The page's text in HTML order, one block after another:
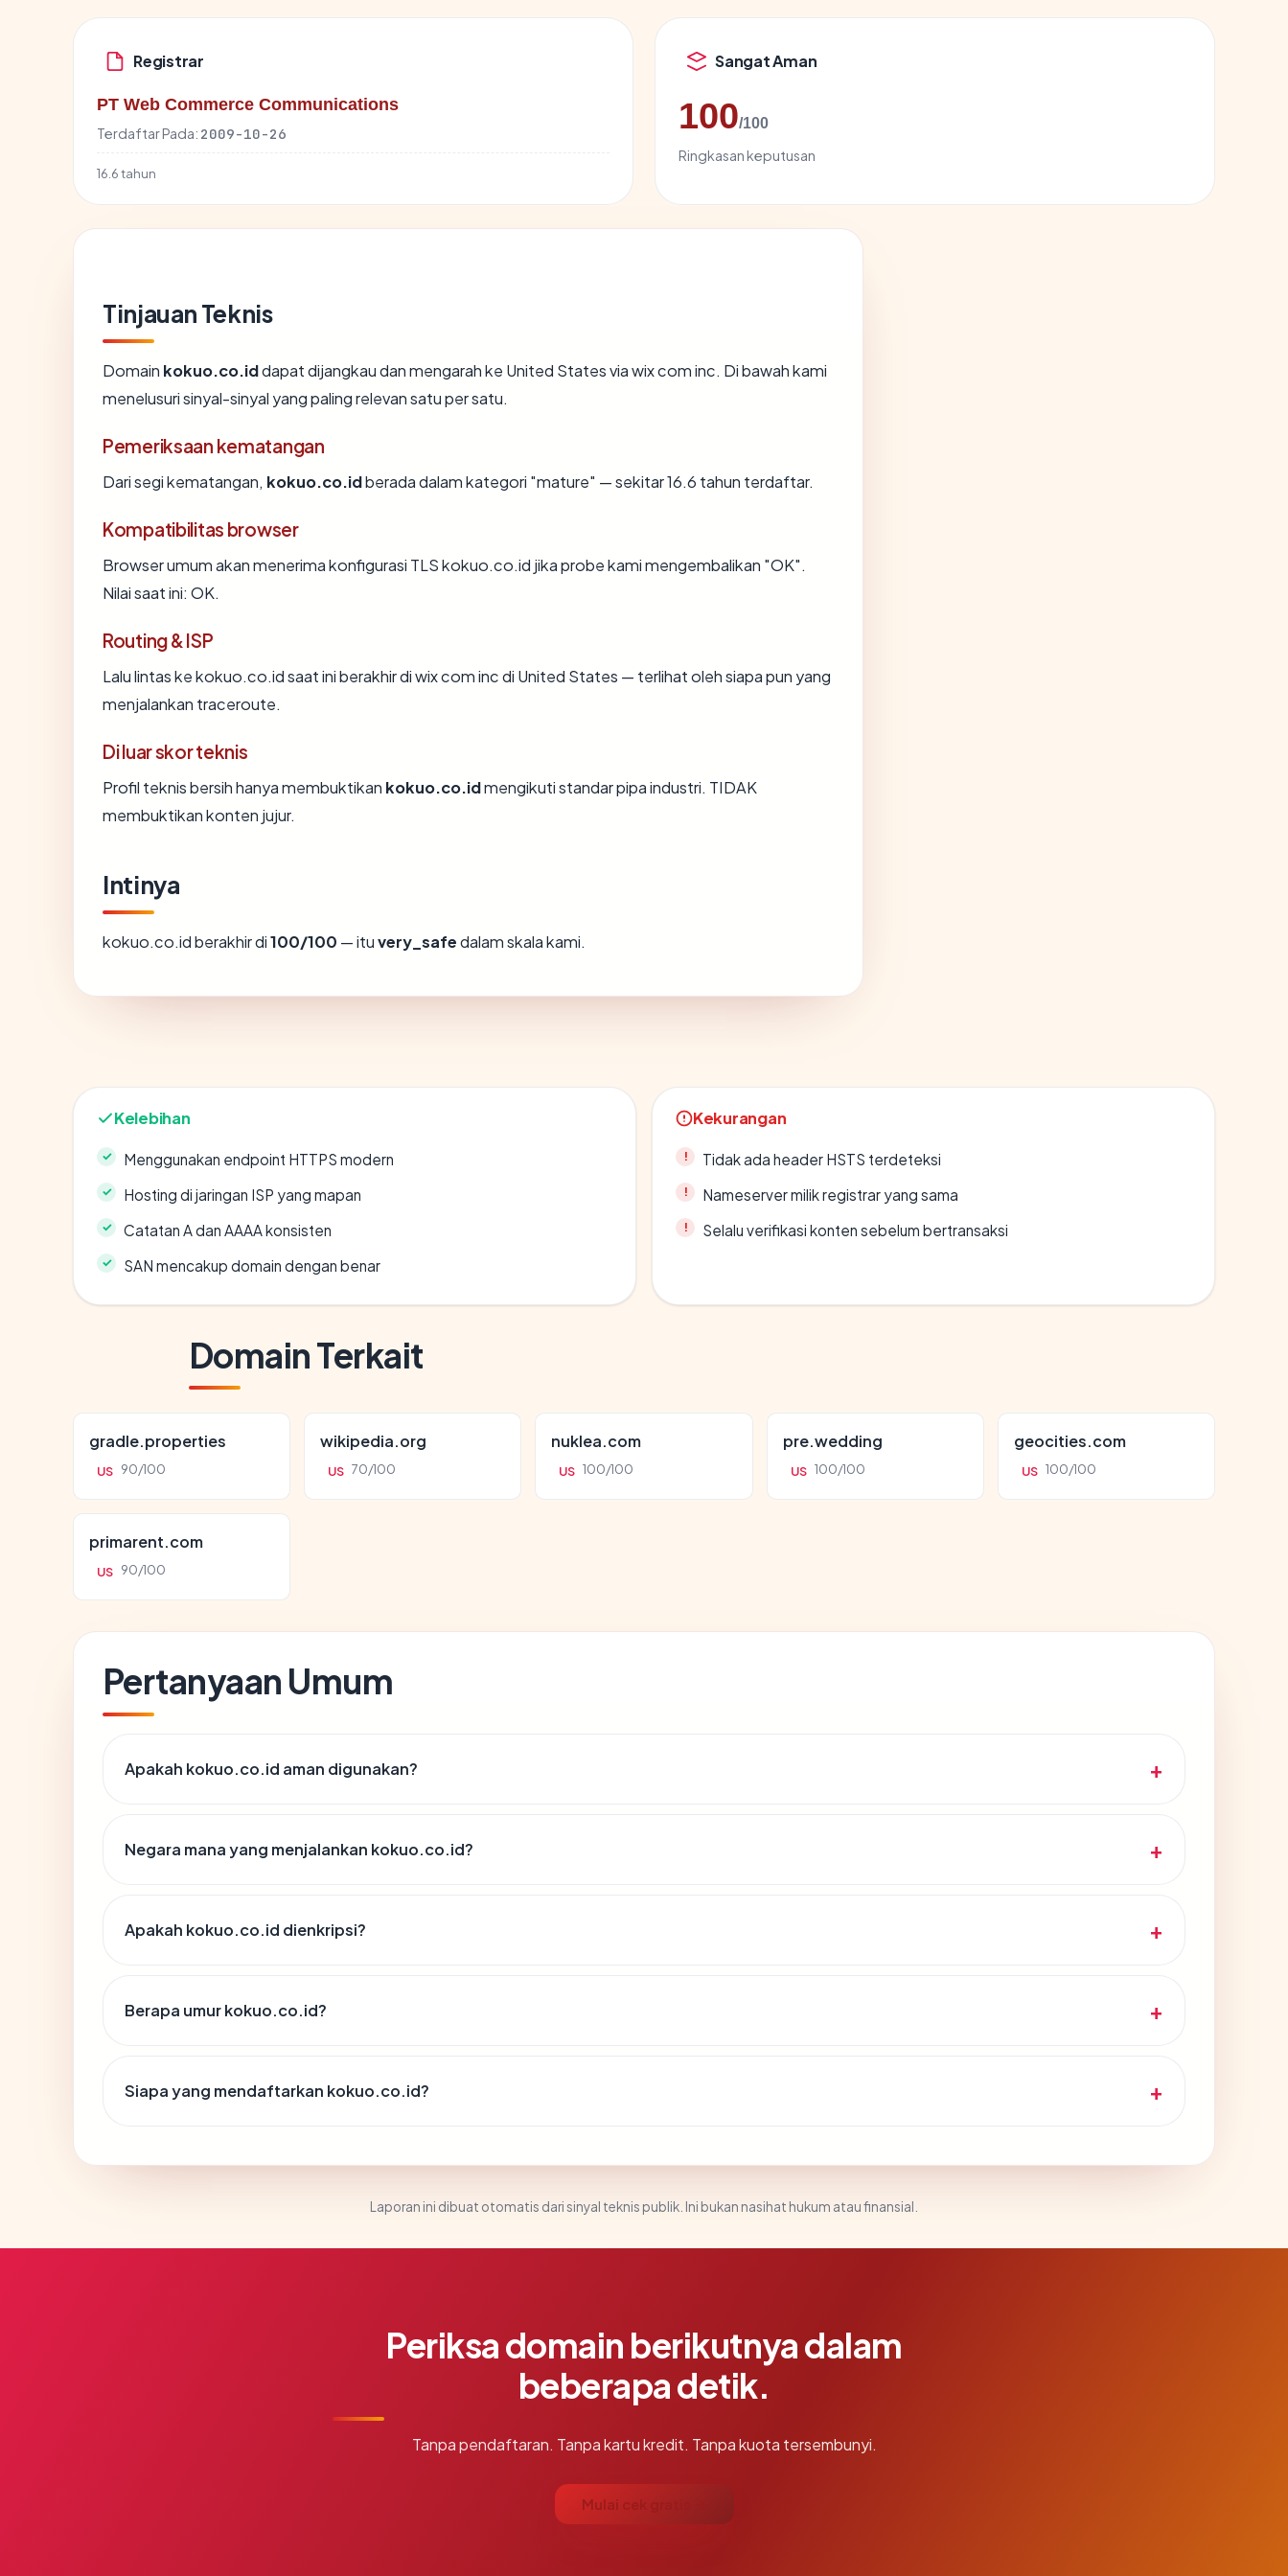
Registrar
PT Web Commerce Communications
Terdaftar Pada: 2009-10-26
16.6 tahun
Sangat Aman
100/100
Ringkasan keputusan
Tinjauan Teknis
Domain kokuo.co.iddapat dijangkau dan mengarah ke United States via wix com inc. Di bawah kami
menelusuri sinyal-sinyal yang paling relevan satu per satu.
Pemeriksaan kematangan
Dari segi kematangan, kokuo.co.idberada dalam kategori "mature" — sekitar 16.6 tahun terdaftar.
Kompatibilitas browser
Browser umum akan menerima konfigurasi TLS kokuo.co.id jika probe kami mengembalikan "OK".
Nilai saat ini: OK.
Routing & ISP
Lalu lintas ke kokuo.co.id saat ini berakhir di wix com inc di United States — terlihat oleh siapa pun yang
menjalankan traceroute.
Di luar skor teknis
Profil teknis bersih hanya membuktikan kokuo.co.idmengikuti standar pipa industri. TIDAK
membuktikan konten jujur.
Intinya
kokuo.co.id berakhir di100/100 — ituvery_safedalam skala kami.
Kelebihan
Menggunakan endpoint HTTPS modern
Hosting di jaringan ISP yang mapan
Catatan A dan AAAA konsisten
SAN mencakup domain dengan benar
Kekurangan
Tidak ada header HSTS terdeteksi
Nameserver milik registrar yang sama
Selalu verifikasi konten sebelum bertransaksi
Domain Terkait
gradle.properties
US 90/100
wikipedia.org
US 70/100
nuklea.com
US 100/100
pre.wedding
US 100/100
geocities.com
US 100/100
primarent.com
US 90/100
Pertanyaan Umum
Apakah kokuo.co.id aman digunakan?
Negara mana yang menjalankan kokuo.co.id?
Apakah kokuo.co.id dienkripsi?
Berapa umur kokuo.co.id?
Siapa yang mendaftarkan kokuo.co.id?
Laporan ini dibuat otomatis dari sinyal teknis publik. Ini bukan nasihat hukum atau finansial.
Periksa domain berikutnya dalam
beberapa detik.
Tanpa pendaftaran. Tanpa kartu kredit. Tanpa kuota tersembunyi.
Mulai cek gratis →